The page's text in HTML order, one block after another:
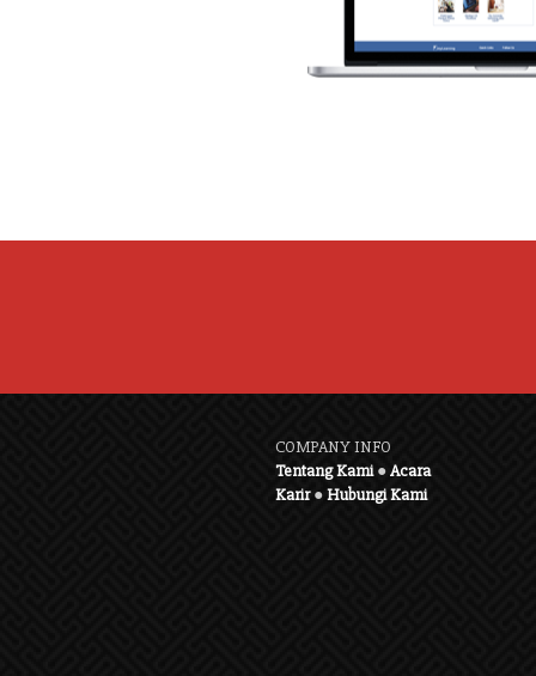
COMPANY INFO
Tentang Kami●Acara
Karir●Hubungi Kami